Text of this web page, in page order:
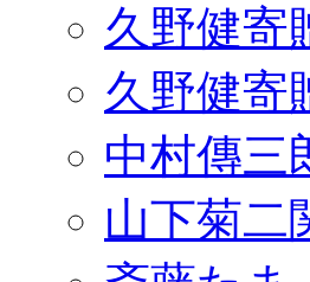
久野健寄
久野健寄
中村傳三
山下菊二